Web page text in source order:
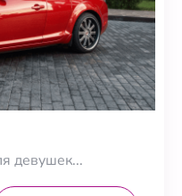
девушек...